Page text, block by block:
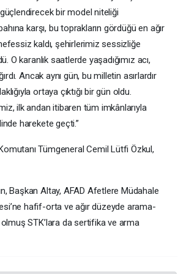
bir model niteliği
karşı, bu toprakların gördüğü en ağır
kaldı, şehirlerimiz sessizliğe
O karanlık saatlerde yaşadığımız acı,
Ancak aynı gün, bu milletin asırlardır
ortaya çıktığı bir gün oldu.
ilk andan itibaren tüm imkânlarıyla
harekete geçti.”
Tümgeneral Cemil Lütfi Özkul,
Başkan Altay, AFAD Afetlere Müdahale
hafif-orta ve ağır düzeyde arama-
STK’lara da sertifika ve arma